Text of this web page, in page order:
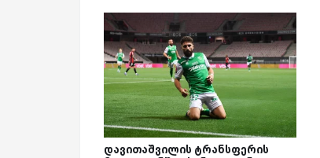
დავითაშვილის ტრანსფერის